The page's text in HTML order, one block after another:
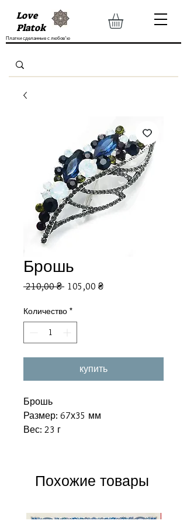
Love
Platok
Платки сделанные с любов'ю
Брошь
210,00 ₴ Обычная
105,00 ₴Спеццена
Количество *
купить
Брошь
Размер: 67х35 мм
Вес: 23 г
Похожие товары